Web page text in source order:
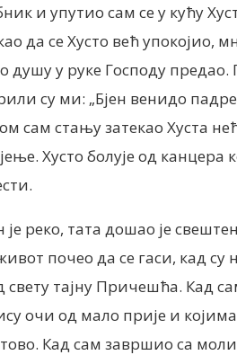
и упутио сам се у кућу
да се Хусто већ
душу у руке Господу
су ми: „Бјен венидо
сам стању затекaо Хуста
Хусто болује од
реко, тата дошао је
почео да се гаси, кад
тајну Причешћа. Кад
очи од мало прије и
Кад сам завршио са